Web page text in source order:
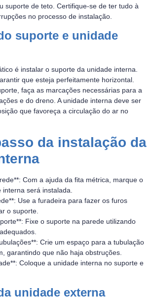
suporte de teto. Certifique-se de ter tudo à
no processo de instalação.
suporte e unidade
é instalar o suporte da unidade interna.
que esteja perfeitamente horizontal.
faça as marcações necessárias para a
e do dreno. A unidade interna deve ser
que favoreça a circulação do ar no
da instalação da
Com a ajuda da fita métrica, marque o
será instalada.
Use a furadeira para fazer os furos
o suporte.
Fixe o suporte na parede utilizando
Crie um espaço para a tubulação
garantindo que não haja obstruções.
Coloque a unidade interna no suporte e
unidade externa